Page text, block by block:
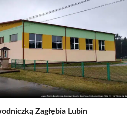
Zagłębia Lubin